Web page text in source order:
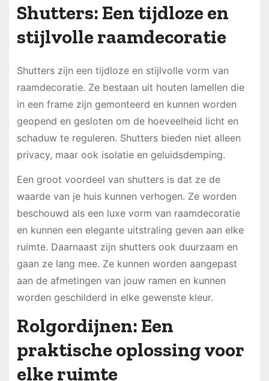
Shutters: Een tijdloze en
stijlvolle raamdecoratie
Shutters zijn een tijdloze en stijlvolle vorm van
raamdecoratie. Ze bestaan uit houten lamellen die
in een frame zijn gemonteerd en kunnen worden
geopend en gesloten om de hoeveelheid licht en
schaduw te reguleren. Shutters bieden niet alleen
privacy, maar ook isolatie en geluidsdemping.
Een groot voordeel van shutters is dat ze de
waarde van je huis kunnen verhogen. Ze worden
beschouwd als een luxe vorm van raamdecoratie
en kunnen een elegante uitstraling geven aan elke
ruimte. Daarnaast zijn shutters ook duurzaam en
gaan ze lang mee. Ze kunnen worden aangepast
aan de afmetingen van jouw ramen en kunnen
worden geschilderd in elke gewenste kleur.
Rolgordijnen: Een
praktische oplossing voor
elke ruimte